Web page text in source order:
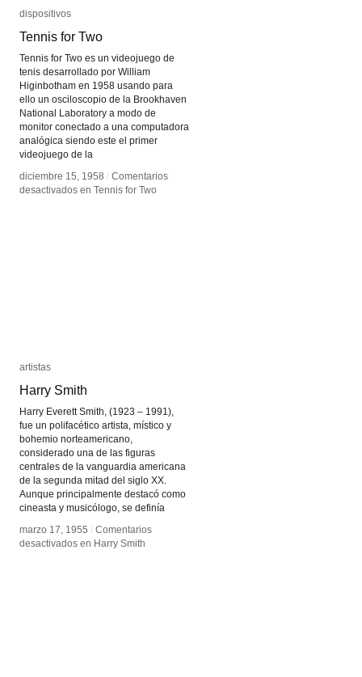
dispositivos
Tennis for Two
Tennis for Two es un videojuego de
tenis desarrollado por William
Higinbotham en 1958 usando para
ello un osciloscopio de la Brookhaven
National Laboratory a modo de
monitor conectado a una computadora
analógica siendo este el primer
videojuego de la
diciembre 15, 1958 / Comentarios
desactivados en Tennis for Two
dispositivos
Tennis for Two
diciembre 15, 1958 / Comentarios
desactivados en Tennis for Two
artistas
Harry Smith
Harry Everett Smith, (1923 – 1991),
fue un polifacético artista, místico y
bohemio norteamericano,
considerado una de las figuras
centrales de la vanguardia americana
de la segunda mitad del siglo XX.
Aunque principalmente destacó como
cineasta y musicólogo, se definía
marzo 17, 1955 / Comentarios
desactivados en Harry Smith
artistas
Harry Smith
marzo 17, 1955 / Comentarios
desactivados en Harry Smith